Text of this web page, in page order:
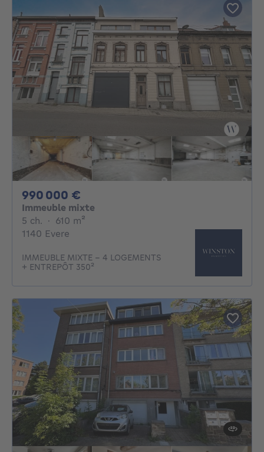
990 000 €
Immeuble mixte
5 ch. 5 chambres
· 610 m²
1140 Evere
IMMEUBLE MIXTE - 4 LOGEMENTS
+ ENTREPÔT 350²